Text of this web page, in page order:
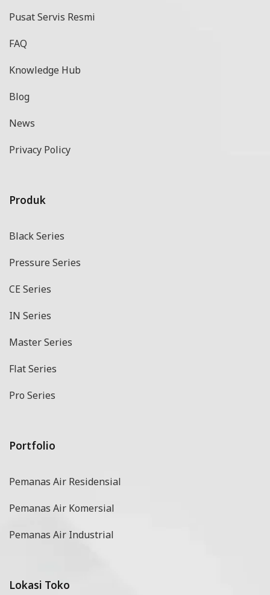
Pusat Servis Resmi
FAQ
Knowledge Hub
Blog
News
Privacy Policy
Produk
Black Series
Pressure Series
CE Series
IN Series
Master Series
Flat Series
Pro Series
Portfolio
Pemanas Air Residensial
Pemanas Air Komersial
Pemanas Air Industrial
Lokasi Toko